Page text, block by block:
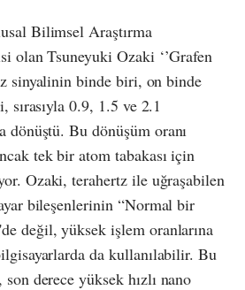
Bilimsel Araştırma
olan Tsuneyuki Ozaki ‘’Grafen
sinyalinin binde biri, on binde
0.9, 1.5 ve 2.1
dönüştü. Bu dönüşüm oranı
tek bir atom tabakası için
Ozaki, terahertz ile uğraşabilen
bileşenlerinin “Normal bir
değil, yüksek işlem oranlarına
da kullanılabilir. Bu
derece yüksek hızlı nano